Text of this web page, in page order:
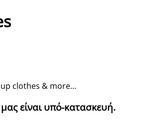
clothes & more…
είναι υπό-κατασκευή.